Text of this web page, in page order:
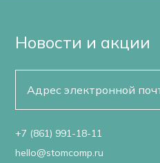
Новости и акции
+7 (861) 991-18-11
hello@stomcomp.ru